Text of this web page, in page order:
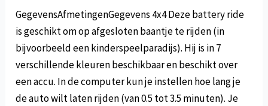
GegevensAfmetingenGegevens 4x4 Deze battery ride
is geschikt om op afgesloten baantje te rijden (in
bijvoorbeeld een kinderspeelparadijs). Hij is in 7
verschillende kleuren beschikbaar en beschikt over
een accu. In de computer kun je instellen hoe lang je
de auto wilt laten rijden (van 0.5 tot 3.5 minuten). Je